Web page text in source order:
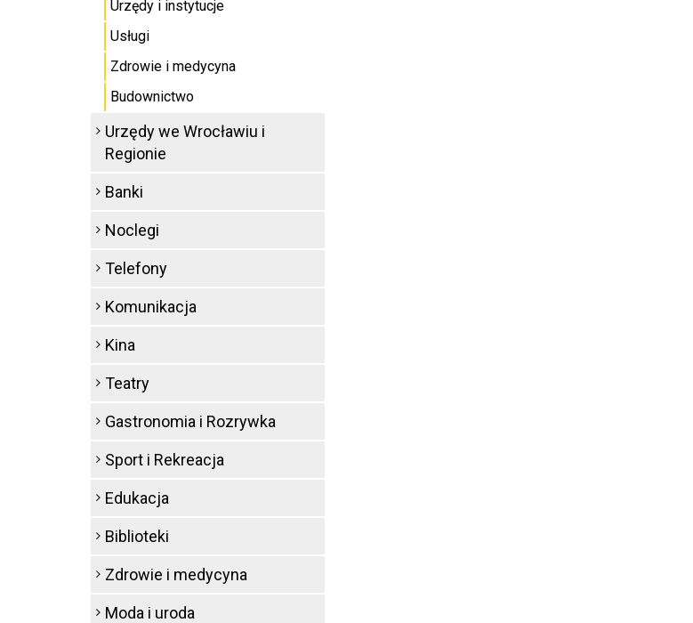
Urzędy i instytucje
Usługi
Zdrowie i medycyna
Budownictwo
Urzędy we Wrocławiu i
Regionie
Banki
Noclegi
Telefony
Komunikacja
Kina
Teatry
Gastronomia i Rozrywka
Sport i Rekreacja
Edukacja
Biblioteki
Zdrowie i medycyna
Moda i uroda